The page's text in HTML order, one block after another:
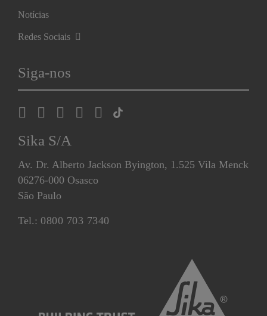
Notícias
Redes Sociais
Siga-nos
Sika S/A
Av. Dr. Alberto Jackson Byington, 1.525 Vila Menck
06276-000 Osasco
São Paulo
Tel.: 0800 703 7340